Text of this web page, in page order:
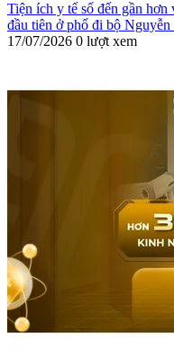
Tiện ích y tế số đến gần
đầu tiên ở phố đi bộ Nguyễn
17/07/2026 0 lượt xem